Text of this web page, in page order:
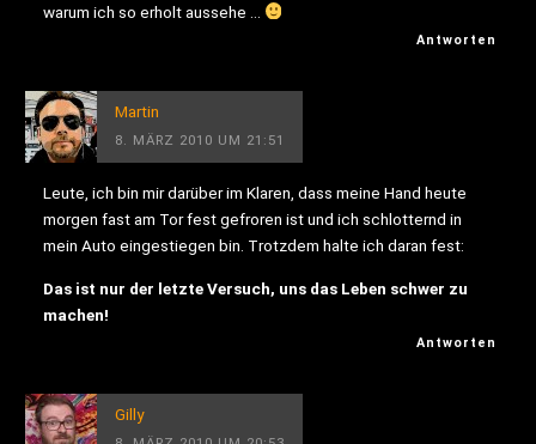
warum ich so erholt aussehe …
Antworten
Martin
8. MÄRZ 2010 UM 21:51
Leute, ich bin mir darüber im Klaren, dass meine Hand heute
morgen fast am Tor fest gefroren ist und ich schlotternd in
mein Auto eingestiegen bin. Trotzdem halte ich daran fest:
Das ist nur der letzte Versuch, uns das Leben schwer zu
machen!
Antworten
Gilly